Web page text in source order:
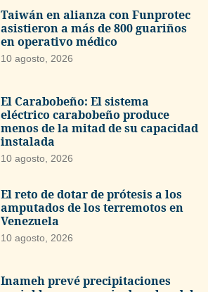
Taiwán en alianza con Funprotec
asistieron a más de 800 guariños
en operativo médico
10 agosto, 2026
El Carabobeño: El sistema
eléctrico carabobeño produce
menos de la mitad de su capacidad
instalada
10 agosto, 2026
El reto de dotar de prótesis a los
amputados de los terremotos en
Venezuela
10 agosto, 2026
Inameh prevé precipitaciones